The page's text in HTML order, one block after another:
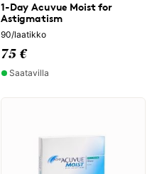
1-Day Acuvue Moist for
Astigmatism
90/laatikko
75 €
Saatavilla